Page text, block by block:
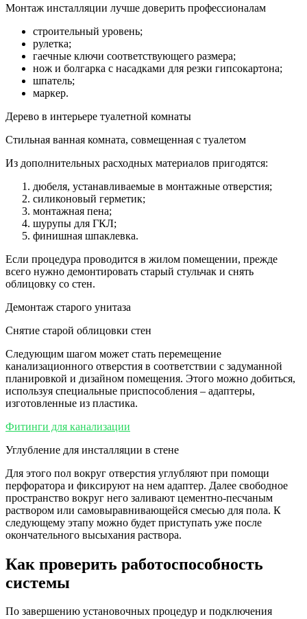
Монтаж инсталляции лучше доверить профессионалам
строительный уровень;
рулетка;
гаечные ключи соответствующего размера;
нож и болгарка с насадками для резки гипсокартона;
шпатель;
маркер.
Дерево в интерьере туалетной комнаты
Стильная ванная комната, совмещенная с туалетом
Из дополнительных расходных материалов пригодятся:
дюбеля, устанавливаемые в монтажные отверстия;
силиконовый герметик;
монтажная пена;
шурупы для ГКЛ;
финишная шпаклевка.
Если процедура проводится в жилом помещении, прежде
всего нужно демонтировать старый стульчак и снять
облицовку со стен.
Демонтаж старого унитаза
Снятие старой облицовки стен
Следующим шагом может стать перемещение
канализационного отверстия в соответствии с задуманной
планировкой и дизайном помещения. Этого можно добиться,
используя специальные приспособления – адаптеры,
изготовленные из пластика.
Фитинги для канализации
Углубление для инсталляции в стене
Для этого пол вокруг отверстия углубляют при помощи
перфоратора и фиксируют на нем адаптер. Далее свободное
пространство вокруг него заливают цементно-песчаным
раствором или самовыравнивающейся смесью для пола. К
следующему этапу можно будет приступать уже после
окончательного высыхания раствора.
Как проверить работоспособность
системы
По завершению установочных процедур и подключения